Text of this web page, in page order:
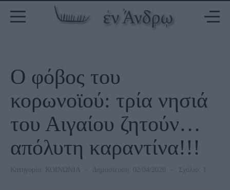
Ο φόβος του
κορωνοϊού: τρία νησιά
του Αιγαίου ζητούν…
απόλυτη καραντίνα!!!
Κατηγορία: ΚΟΙΝΩΝΙΑ Δημοσίευση: 02/04/2020 Σχόλιο: 1